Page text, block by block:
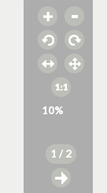
10%
1 / 2